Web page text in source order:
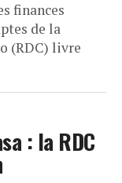
finances
de la
(RDC) livre
: la RDC